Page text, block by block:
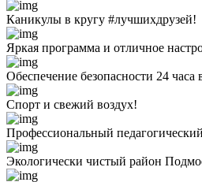
Каникулы в кругу #лучшихдрузей!
Яркая программа и отличное
Обеспечение безопасности 24 часа
Спорт и свежий воздух!
Профессиональный
Экологически чистый район